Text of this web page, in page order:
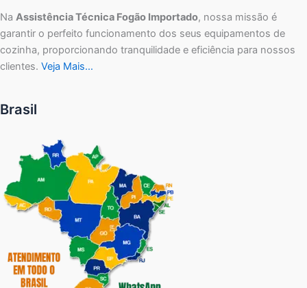
Na Assistência Técnica Fogão Importado, nossa missão é
garantir o perfeito funcionamento dos seus equipamentos de
cozinha, proporcionando tranquilidade e eficiência para nossos
clientes. Veja Mais…
Brasil